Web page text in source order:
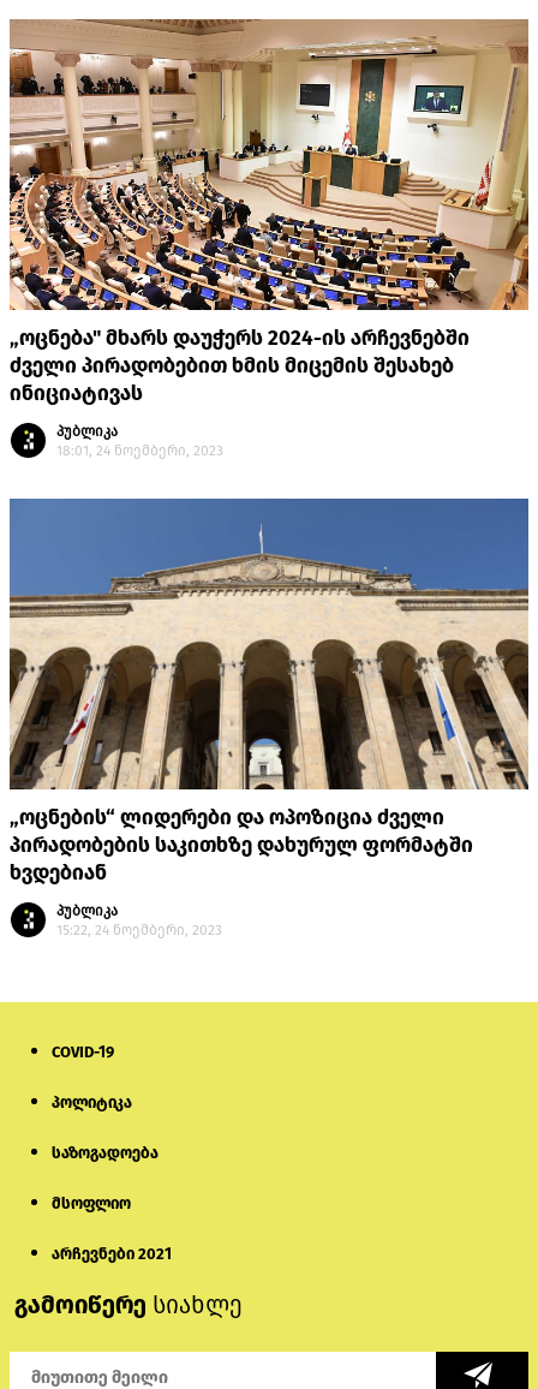
„ოცნება" მხარს დაუჭერს 2024-ის არჩევნებში
ძველი პირადობებით ხმის მიცემის შესახებ
ინიციატივას
პუბლიკა
18:01, 24 ნოემბერი, 2023
„ოცნების“ ლიდერები და ოპოზიცია ძველი
პირადობების საკითხზე დახურულ ფორმატში
ხვდებიან
პუბლიკა
15:22, 24 ნოემბერი, 2023
COVID-19
პოლიტიკა
საზოგადოება
მსოფლიო
არჩევნები 2021
გამოიწერე სიახლე